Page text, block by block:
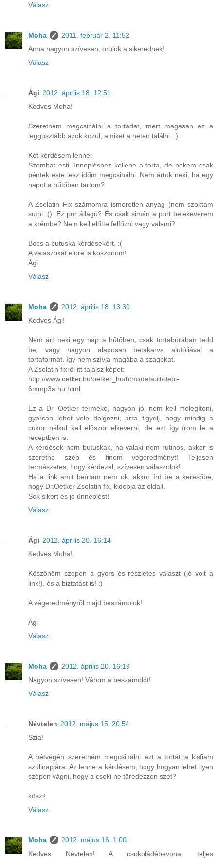
Válasz
Moha
2011. február 2. 11:52
Anna nagyon szívesen, örülök a sikerednek!
Válasz
Ági 2012. április 18. 12:51
Kedves Moha!
Szeretném megcsinálni a tortádat, mert magasan ez a
leggusztább azok közül, amiket a neten találni. :)
Két kérdésem lenne:
Szombat esti ünnepléshez kellene a torta, de nekem csak
péntek este lesz időm megcsinálni. Nem ártok neki, ha egy
napot a hűtőben tartom?
A Zselatin Fix számomra ismeretlen anyag (nem szoktam
sütni :(). Ez por állagú? És csak simán a port belekeverem
a krémbe? Nem kell előtte felfőzni vagy valami?
Bocs a butuska kérdésekért. :(
A válaszokat előre is köszönöm!
Ági
Válasz
Moha
2012. április 18. 13:30
Kedves Ági!
Nem árt neki egy nap a hűtőben, csak tortabúrában tedd
be, vagy nagyon alaposan betakarva alufóliával a
tortaformát. Így nem szívja magába a szagokat.
A Zselatin fixről itt találsz képet:
http://www.oetker.hu/oetker_hu/html/default/debi-
6mmp3a.hu.html
Ez a Dr. Oetker terméke, nagyon jó, nem kell melegíteni,
gyorsan lehet vele dolgozni, arra figyelj, hogy mindig a
cukor nélkül kell először elkeverni, de ezt így írom le a
receptben is.
A kérdések nem butuskák, ha valaki nem rutinos, akkor is
szeretne szép és finom végeredményt! Teljesen
természetes, hogy kérdezel, szívesen válaszolok!
Ha a link amit beírtam nem ok, akkor írd be a keresőbe,
hogy Dr.Oetker Zselatin fix, kidobja az oldalt.
Sok sikert és jó ünneplést!
Válasz
Ági 2012. április 20. 16:14
Kedves Moha!
Köszönöm szépen a gyors és részletes választ (jó volt a
link!), és a biztatást is! :)
A végeredményről majd beszámolok!
Ági
Válasz
Moha
2012. április 20. 16:19
Nagyon szívesen! Várom a beszámolót!
Válasz
Névtelen 2012. május 15. 20:54
Szia!
A hétvégén szeretném megcsinálni ezt a tortát a kisfiam
szülinapjára. Az lenne a kérdésem, hogy hogyan lehet ilyen
szépen vágni, hogy a csoki ne töredezzen szét?
köszi!
Válasz
Moha
2012. május 16. 1:00
Kedves Névtelen! A csokoládébevonat teljes